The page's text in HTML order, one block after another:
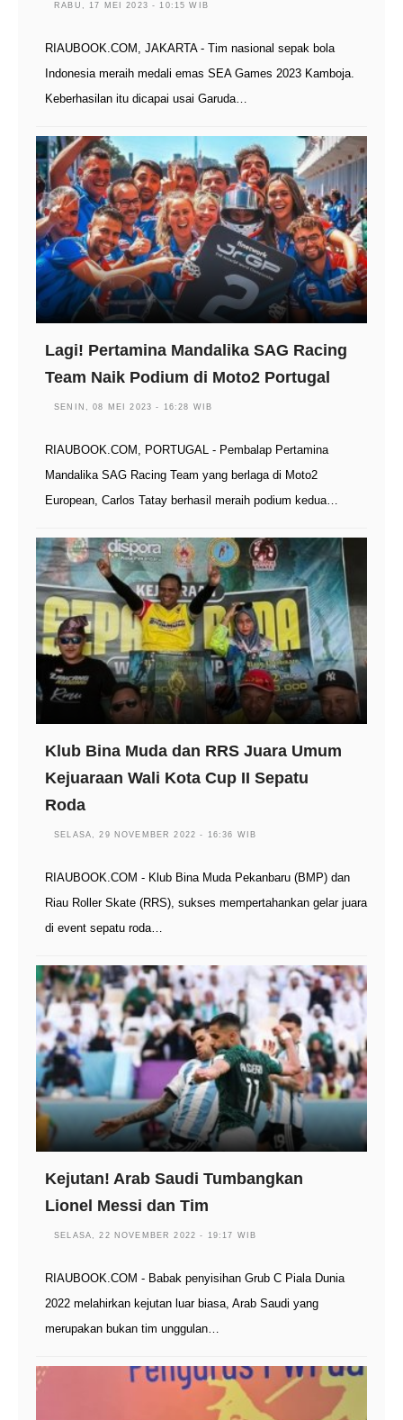
RABU, 17 MEI 2023 - 10:15 WIB
RIAUBOOK.COM, JAKARTA - Tim nasional sepak bola
Indonesia meraih medali emas SEA Games 2023 Kamboja.
Keberhasilan itu dicapai usai Garuda…
Lagi! Pertamina Mandalika SAG Racing
Team Naik Podium di Moto2 Portugal
SENIN, 08 MEI 2023 - 16:28 WIB
RIAUBOOK.COM, PORTUGAL - Pembalap Pertamina
Mandalika SAG Racing Team yang berlaga di Moto2
European, Carlos Tatay berhasil meraih podium kedua…
Klub Bina Muda dan RRS Juara Umum
Kejuaraan Wali Kota Cup II Sepatu
Roda
SELASA, 29 NOVEMBER 2022 - 16:36 WIB
RIAUBOOK.COM - Klub Bina Muda Pekanbaru (BMP) dan
Riau Roller Skate (RRS), sukses mempertahankan gelar juara
di event sepatu roda…
Kejutan! Arab Saudi Tumbangkan
Lionel Messi dan Tim
SELASA, 22 NOVEMBER 2022 - 19:17 WIB
RIAUBOOK.COM - Babak penyisihan Grub C Piala Dunia
2022 melahirkan kejutan luar biasa, Arab Saudi yang
merupakan bukan tim unggulan…